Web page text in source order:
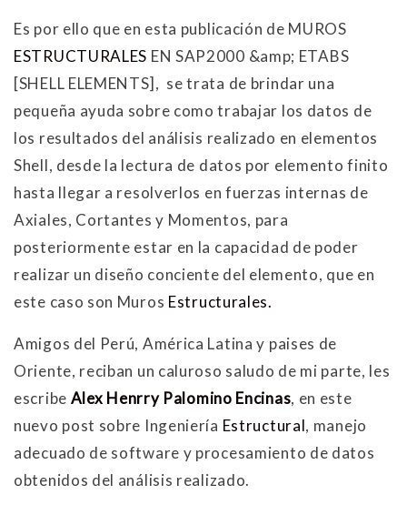
Es por ello que en esta publicación de MUROS
ESTRUCTURALES EN SAP2000 &amp; ETABS
[SHELL ELEMENTS], se trata de brindar una
pequeña ayuda sobre como trabajar los datos de
los resultados del análisis realizado en elementos
Shell, desde la lectura de datos por elemento finito
hasta llegar a resolverlos en fuerzas internas de
Axiales, Cortantes y Momentos, para
posteriormente estar en la capacidad de poder
realizar un diseño conciente del elemento, que en
este caso son Muros Estructurales.
Amigos del Perú, América Latina y paises de
Oriente, reciban un caluroso saludo de mi parte, les
escribe Alex Henrry Palomino Encinas, en este
nuevo post sobre Ingeniería Estructural, manejo
adecuado de software y procesamiento de datos
obtenidos del análisis realizado.